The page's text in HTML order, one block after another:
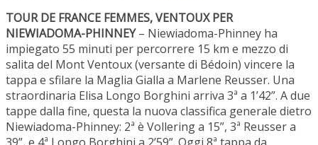
TOUR DE FRANCE FEMMES, VENTOUX PER
NIEWIADOMA-PHINNEY– Niewiadoma-Phinney ha
impiegato 55 minuti per percorrere 15 km e mezzo di
salita del Mont Ventoux (versante di Bédoin) vincere la
tappa e sfilare la Maglia Gialla a Marlene Reusser. Una
straordinaria Elisa Longo Borghini arriva 3ª a 1’42”. A due
tappe dalla fine, questa la nuova classifica generale dietro
Niewiadoma-Phinney: 2ª è Vollering a 15”, 3ª Reusser a